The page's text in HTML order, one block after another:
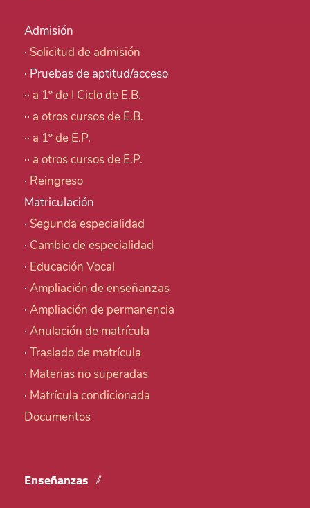
Admisión
· Solicitud de admisión
· Pruebas de aptitud/acceso
·· a 1º de I Ciclo de E.B.
·· a otros cursos de E.B.
·· a 1º de E.P.
·· a otros cursos de E.P.
· Reingreso
Matriculación
· Segunda especialidad
· Cambio de especialidad
· Educación Vocal
· Ampliación de enseñanzas
· Ampliación de permanencia
· Anulación de matrícula
· Traslado de matrícula
· Materias no superadas
· Matrícula condicionada
Documentos
Enseñanzas